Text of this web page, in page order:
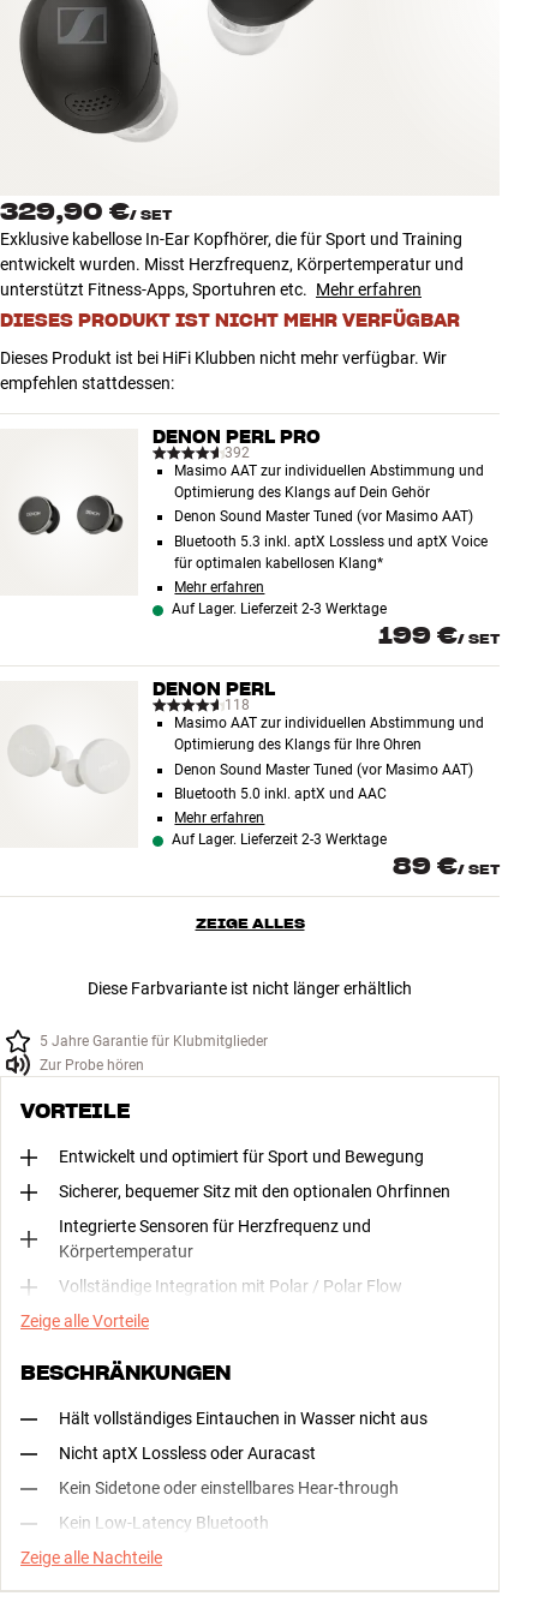
Zubehör
INSPIRATION
MARKEN
NEUHEITEN
ANGEBOTE
Store Finden
Kundendienst
Anmelden
329,90 €/ SET
Exklusive kabellose In-Ear Kopfhörer, die für Sport und Training
entwickelt wurden. Misst Herzfrequenz, Körpertemperatur und
unterstützt Fitness-Apps, Sportuhren etc. Mehr erfahren
DIESES PRODUKT IST NICHT MEHR VERFÜGBAR
Dieses Produkt ist bei HiFi Klubben nicht mehr verfügbar. Wir
empfehlen stattdessen:
DENON PERL PRO
392
Masimo AAT zur individuellen Abstimmung und
Optimierung des Klangs auf Dein Gehör
Denon Sound Master Tuned (vor Masimo AAT)
Bluetooth 5.3 inkl. aptX Lossless und aptX Voice
für optimalen kabellosen Klang*
Mehr erfahren
Auf Lager. Lieferzeit 2-3 Werktage
199 €/ SET
DENON PERL
118
Masimo AAT zur individuellen Abstimmung und
Optimierung des Klangs für Ihre Ohren
Denon Sound Master Tuned (vor Masimo AAT)
Bluetooth 5.0 inkl. aptX und AAC
Mehr erfahren
Auf Lager. Lieferzeit 2-3 Werktage
89 €/ SET
ZEIGE ALLES
Diese Farbvariante ist nicht länger erhältlich
5 Jahre Garantie für Klubmitglieder
Zur Probe hören
VORTEILE
Entwickelt und optimiert für Sport und Bewegung
Sicherer, bequemer Sitz mit den optionalen Ohrfinnen
Integrierte Sensoren für Herzfrequenz und
Körpertemperatur
Vollständige Integration mit Polar / Polar Flow
Zeige alle Vorteile
BESCHRÄNKUNGEN
Hält vollständiges Eintauchen in Wasser nicht aus
Nicht aptX Lossless oder Auracast
Kein Sidetone oder einstellbares Hear-through
Kein Low-Latency Bluetooth
Zeige alle Nachteile